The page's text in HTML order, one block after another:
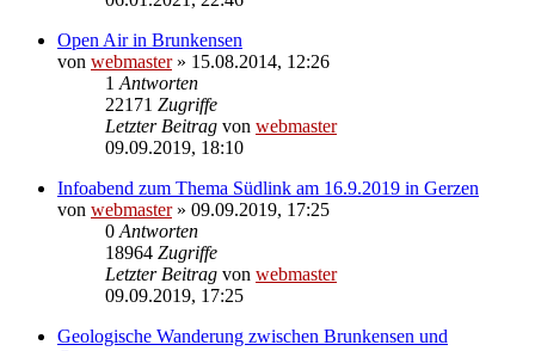
Open Air in Brunkensen
von webmaster» 15.08.2014, 12:26
1 Antworten
22171 Zugriffe
Letzter Beitrag von webmaster
09.09.2019, 18:10
Infoabend zum Thema Südlink am 16.9.2019 in Gerzen
von webmaster» 09.09.2019, 17:25
0 Antworten
18964 Zugriffe
Letzter Beitrag von webmaster
09.09.2019, 17:25
Geologische Wanderung zwischen Brunkensen und